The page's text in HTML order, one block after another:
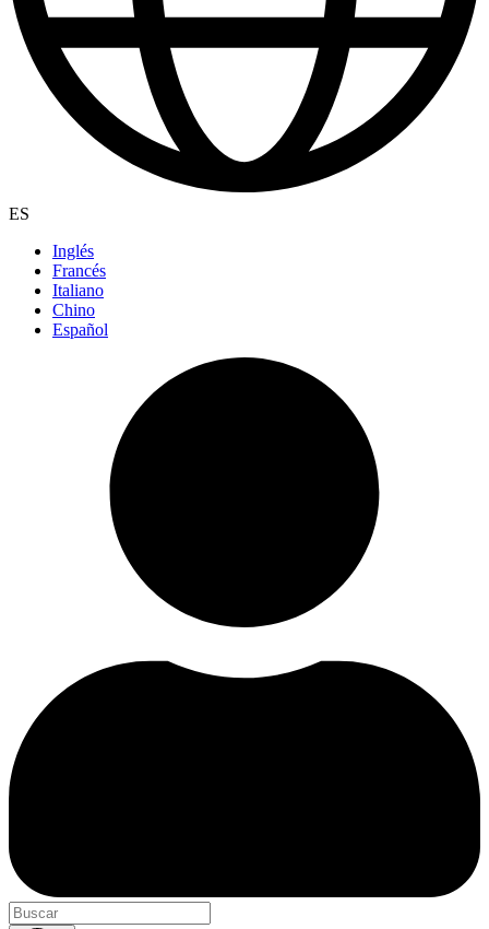
ES
Inglés
Francés
Italiano
Chino
Español